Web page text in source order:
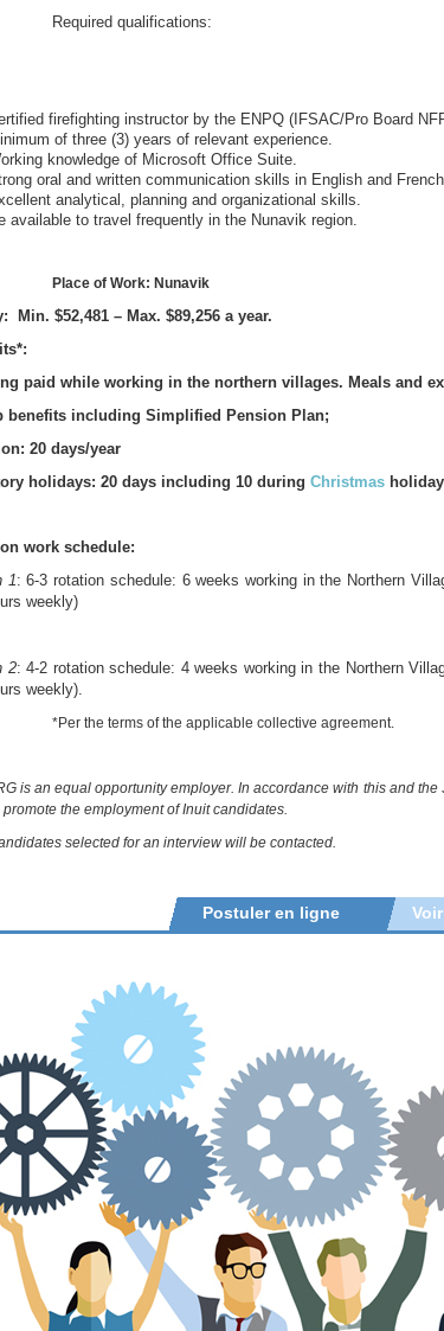
Required qualifications:
firefighting instructor by the ENPQ (IFSAC/Pro Board
of three (3) years of relevant experience.
knowledge of Microsoft Office Suite.
oral and written communication skills in English and
analytical, planning and organizational skills.
available to travel frequently in the Nunavik region.
Place of Work: Nunavik
Min. $52,481 – Max. $89,256 a year.
paid while working in the northern villages. Meals and
benefits including Simplified Pension Plan;
20 days/year
holidays: 20 days including 10 during Christmas
work schedule:
1: 6-3 rotation schedule: 6 weeks working in the Northern
weekly)
2: 4-2 rotation schedule: 4 weeks working in the Northern
weekly).
*Per the terms of the applicable collective agreement.
is an equal opportunity employer. In accordance with this and the
promote the employment of Inuit candidates.
selected for an interview will be contacted.
Postuler en ligne